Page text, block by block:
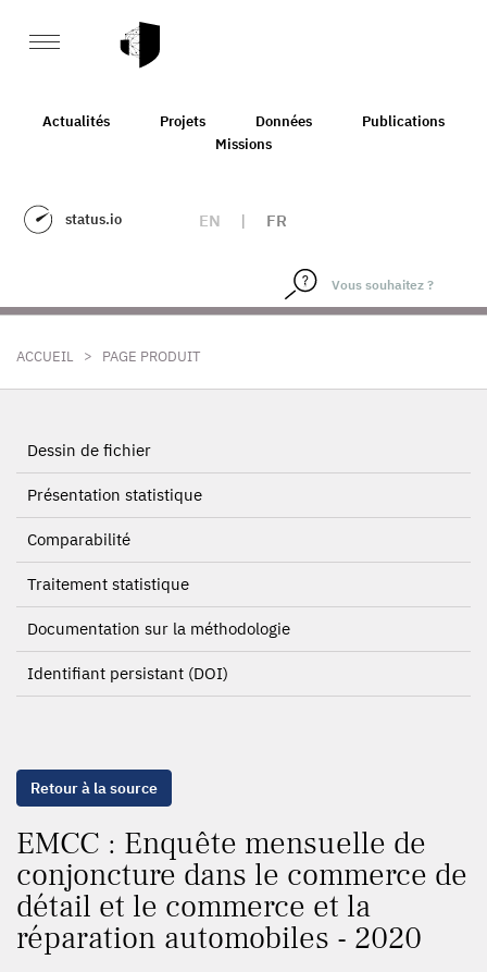
Actualités Projets Données
Publications
Missions
status.io EN | FR
ACCUEIL > PAGE PRODUIT
Dessin de fichier
Présentation statistique
Comparabilité
Traitement statistique
Documentation sur la méthodologie
Identifiant persistant (DOI)
Retour à la source
EMCC : Enquête mensuelle de
conjoncture dans le commerce de
détail et le commerce et la
réparation automobiles - 2020